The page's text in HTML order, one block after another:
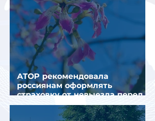
АТОР рекомендовала
россиянам оформлять
страховку от невыезда перед
поездкой в Грецию